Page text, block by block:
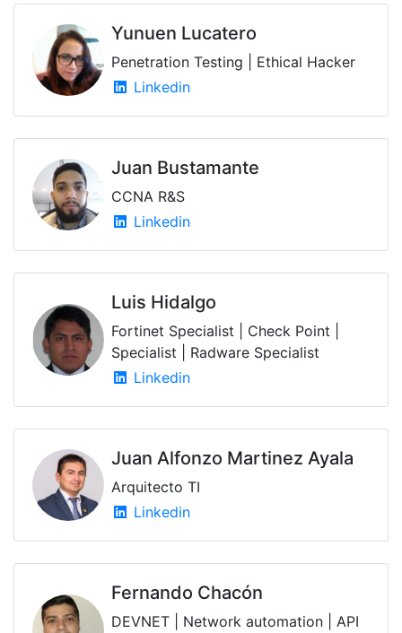
Yunuen Lucatero
Penetration Testing | Ethical Hacker
Linkedin
Juan Bustamante
CCNA R&S
Linkedin
Luis Hidalgo
Fortinet Specialist | Check Point |
Specialist | Radware Specialist
Linkedin
Juan Alfonzo Martinez Ayala
Arquitecto TI
Linkedin
Fernando Chacón
DEVNET | Network automation | API